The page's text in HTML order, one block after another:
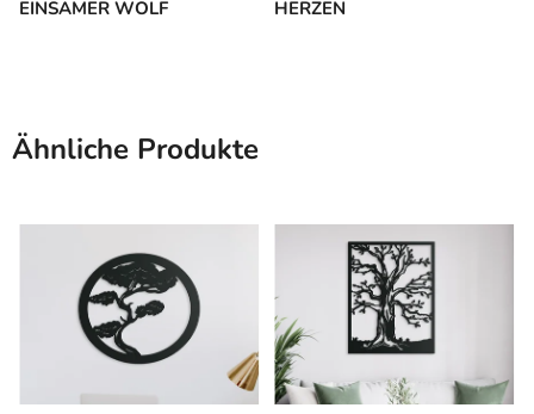
EINSAMER WOLF
HERZEN
Ähnliche Produkte